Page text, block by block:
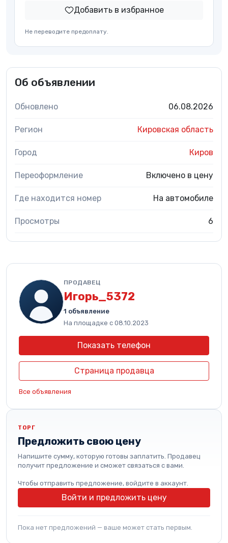
Добавить в избранное
Не переводите предоплату.
Об объявлении
Обновлено 06.08.2026
Регион Кировская область
Город Киров
Переоформление Включено в цену
Где находится номер На автомобиле
Просмотры 6
ПРОДАВЕЦ
Игорь_5372
1 объявление
На площадке с 08.10.2023
Показать телефон
Страница продавца
Все объявления
ТОРГ
Предложить свою цену
Напишите сумму, которую готовы заплатить. Продавец
получит предложение и сможет связаться с вами.
Чтобы отправить предложение, войдите в аккаунт.
Войти и предложить цену
Пока нет предложений — ваше может стать первым.